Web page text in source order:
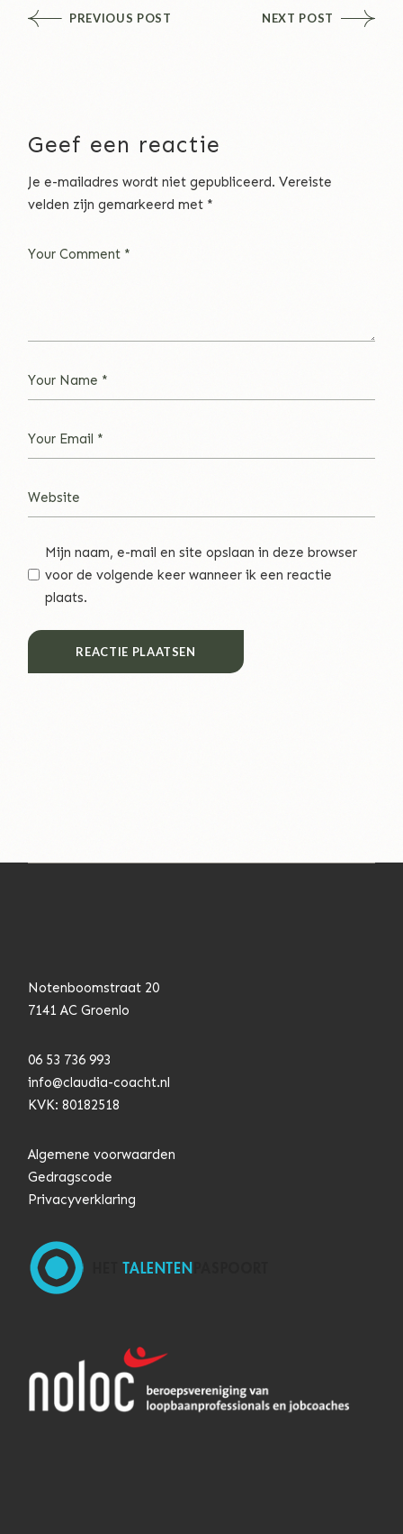
PREVIOUS POST NEXT POST
Geef een reactie
Je e-mailadres wordt niet gepubliceerd. Vereiste
velden zijn gemarkeerd met *
Mijn naam, e-mail en site opslaan in deze browser
voor de volgende keer wanneer ik een reactie
plaats.
REACTIE PLAATSEN
Notenboomstraat 20
7141 AC Groenlo
06 53 736 993
info@claudia-coacht.nl
KVK: 80182518
Algemene voorwaarden
Gedragscode
Privacyverklaring